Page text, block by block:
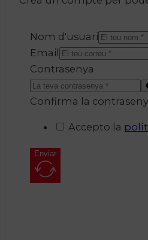
Nom d'usuari
Email
Contrasenya
Confirma la
Accepto la
Enviar